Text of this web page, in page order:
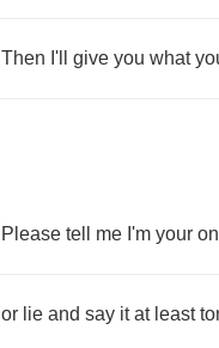
Then I'll give you what
Please tell me I'm your
or lie and say it at least